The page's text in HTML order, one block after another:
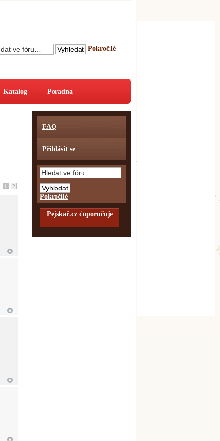
Pokročilé
Katalog Poradna
1 2
FAQ
Přihlásit se
Pokročilé
Pejskař.cz doporučuje